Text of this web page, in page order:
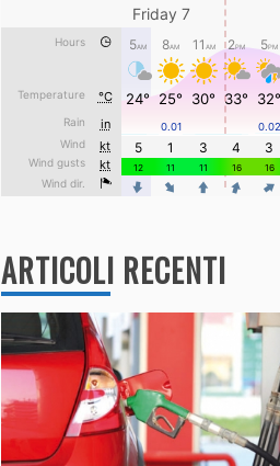
ARTICOLI RECENTI